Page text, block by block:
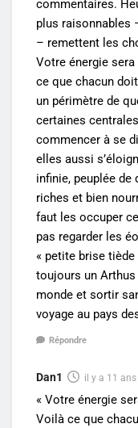
commentaires.
plus raisonnables
– remettent les
Votre énergie
ce que chacun
un périmètre de
certaines
commencer à se
elles aussi
infinie, peuplée
riches et bien
faut les occuper
pas regarder les
« petite brise
toujours un
monde et sortir
voyage au pays
Répondre
Dan1 il y a 11 ans
« Votre énergie
Voilà ce que